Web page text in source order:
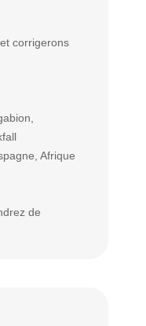
corrigerons
Afrique
de